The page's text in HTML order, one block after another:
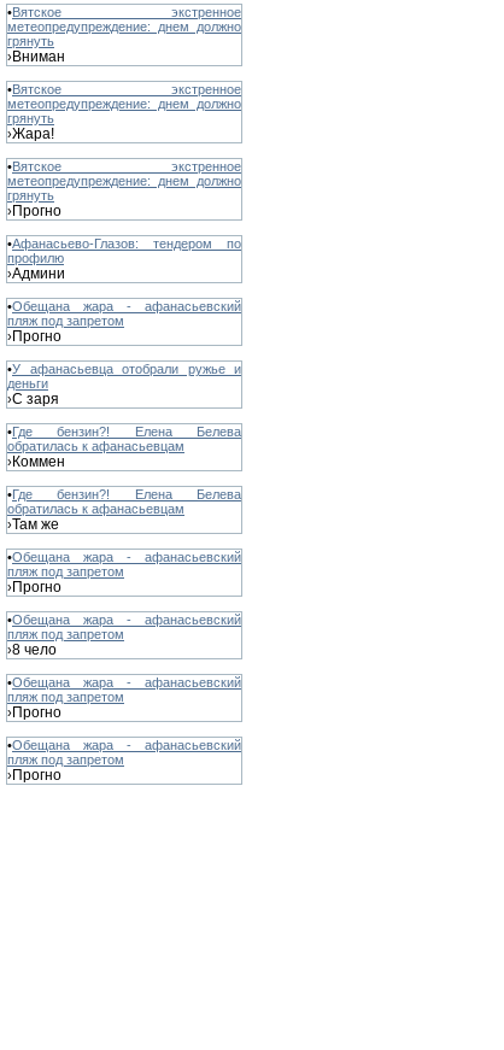
•Вятское экстренное
метеопредупреждение: днем должно
грянуть
›Вниман
•Вятское экстренное
метеопредупреждение: днем должно
грянуть
›Жара!
•Вятское экстренное
метеопредупреждение: днем должно
грянуть
›Прогно
•Афанасьево-Глазов: тендером по
профилю
›Админи
•Обещана жара - афанасьевский
пляж под запретом
›Прогно
•У афанасьевца отобрали ружье и
деньги
›С заря
•Где бензин?! Елена Белева
обратилась к афанасьевцам
›Коммен
•Где бензин?! Елена Белева
обратилась к афанасьевцам
›Там же
•Обещана жара - афанасьевский
пляж под запретом
›Прогно
•Обещана жара - афанасьевский
пляж под запретом
›8 чело
•Обещана жара - афанасьевский
пляж под запретом
›Прогно
•Обещана жара - афанасьевский
пляж под запретом
›Прогно